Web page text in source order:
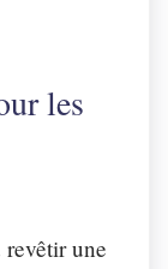
les
une